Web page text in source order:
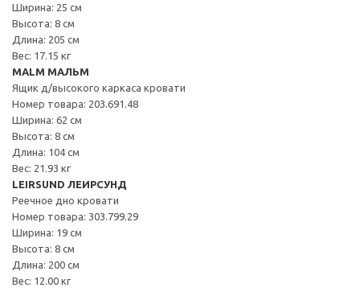
Ширина: 25 см
Высота: 8 см
Длина: 205 см
Вес: 17.15 кг
MALM МАЛЬМ
Ящик д/высокого каркаса кровати
Номер товара: 203.691.48
Ширина: 62 см
Высота: 8 см
Длина: 104 см
Вес: 21.93 кг
LEIRSUND ЛЕИРСУНД
Реечное дно кровати
Номер товара: 303.799.29
Ширина: 19 см
Высота: 8 см
Длина: 200 см
Вес: 12.00 кг